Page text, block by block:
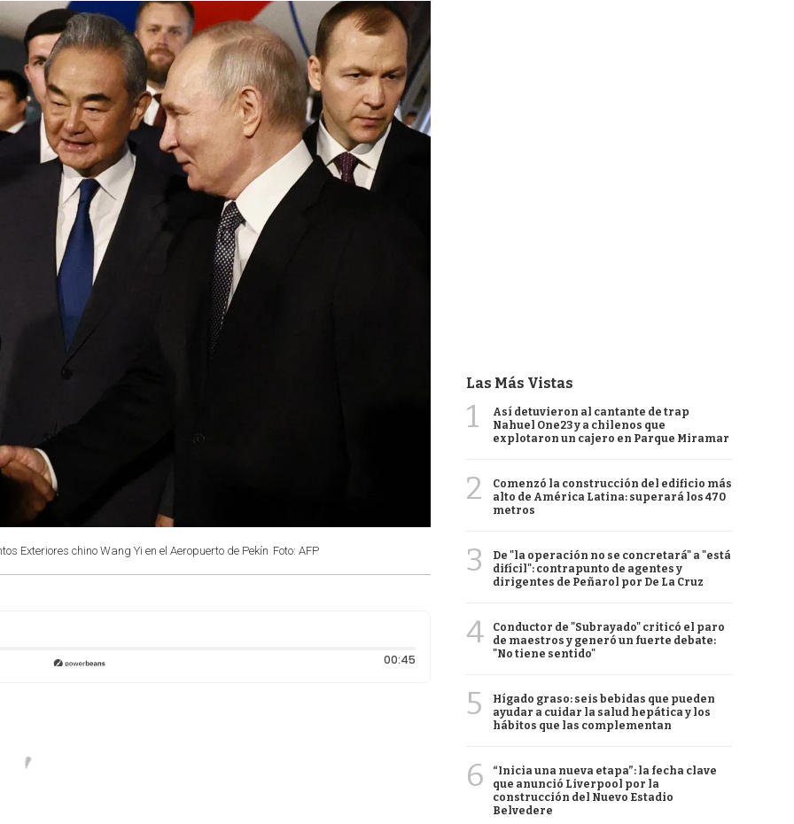
Exteriores chino Wang Yi en el Aeropuerto de Pekín Foto: AFP
00:45Duración: 45 segundos
Las Más Vistas
1
Así detuvieron al cantante de trap
Nahuel One23 y a chilenos que
explotaron un cajero en Parque Miramar
2
Comenzó la construcción del edificio más
alto de América Latina: superará los 470
metros
3
De "la operación no se concretará" a "está
difícil": contrapunto de agentes y
dirigentes de Peñarol por De La Cruz
4
Conductor de "Subrayado" criticó el paro
de maestros y generó un fuerte debate:
"No tiene sentido"
5
Hígado graso: seis bebidas que pueden
ayudar a cuidar la salud hepática y los
hábitos que las complementan
6
“Inicia una nueva etapa”: la fecha clave
que anunció Liverpool por la
construcción del Nuevo Estadio
Belvedere